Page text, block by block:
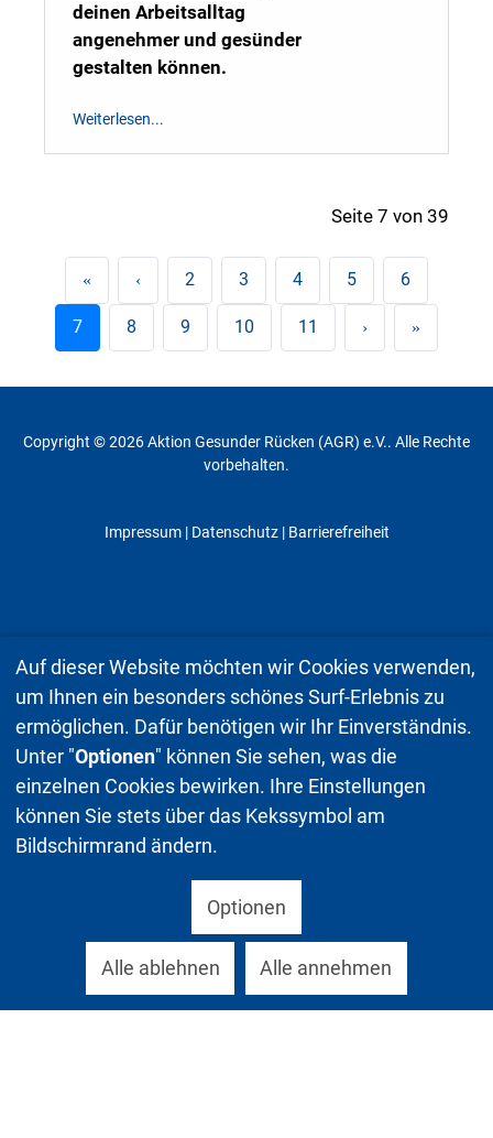
deinen Arbeitsalltag
angenehmer und gesünder
gestalten können.
Weiterlesen...
Seite 7 von 39
2 3 4 5 6
7 8 9 10 11
Copyright © 2026 Aktion Gesunder Rücken (AGR) e.V.. Alle Rechte
vorbehalten.
Impressum| Datenschutz| Barrierefreiheit
Auf dieser Website möchten wir Cookies verwenden,
um Ihnen ein besonders schönes Surf-Erlebnis zu
ermöglichen. Dafür benötigen wir Ihr Einverständnis.
Unter "Optionen" können Sie sehen, was die
einzelnen Cookies bewirken. Ihre Einstellungen
können Sie stets über das Kekssymbol am
Bildschirmrand ändern.
Optionen
Alle ablehnen Alle annehmen